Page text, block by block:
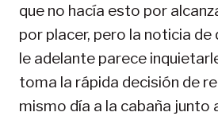
que no hacía esto por
por placer, pero la noticia de
le adelante parece
toma la rápida decisión de
mismo día a la cabaña junto